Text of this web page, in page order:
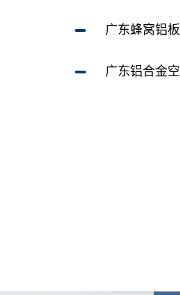
广东蜂窝铝
广东铝合金